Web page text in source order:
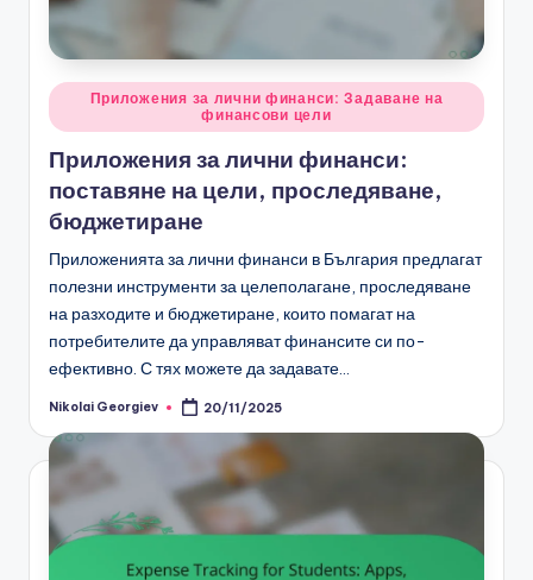
Posted
in
Приложения за лични финанси: Задаване на
финансови цели
Приложения за лични финанси:
поставяне на цели, проследяване,
бюджетиране
Приложенията за лични финанси в България предлагат
полезни инструменти за целеполагане, проследяване
на разходите и бюджетиране, които помагат на
потребителите да управляват финансите си по-
ефективно. С тях можете да задавате…
Posted
Nikolai Georgiev 20/11/2025